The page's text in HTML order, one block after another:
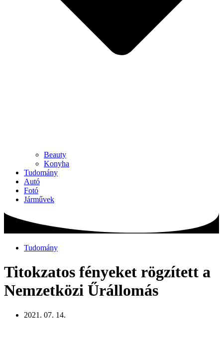
Beauty
Konyha
Tudomány
Autó
Fotó
Járművek
Tudomány
Titokzatos fényeket rögzített a
Nemzetközi Űrállomás
2021. 07. 14.